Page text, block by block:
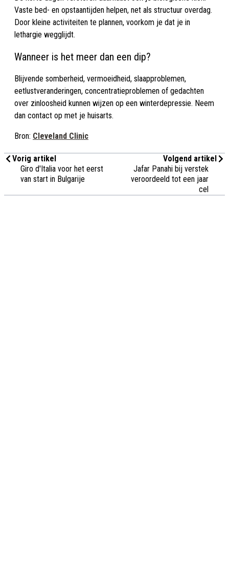
Vaste bed- en opstaantijden helpen, net als structuur overdag.
Door kleine activiteiten te plannen, voorkom je dat je in
lethargie wegglijdt.
Wanneer is het meer dan een dip?
Blijvende somberheid, vermoeidheid, slaapproblemen,
eetlustveranderingen, concentratieproblemen of gedachten
over zinloosheid kunnen wijzen op een winterdepressie. Neem
dan contact op met je huisarts.
Bron: Cleveland Clinic
Vorig artikel
Giro d'Italia voor het eerst
van start in Bulgarije
Volgend artikel
Jafar Panahi bij verstek
veroordeeld tot een jaar
cel